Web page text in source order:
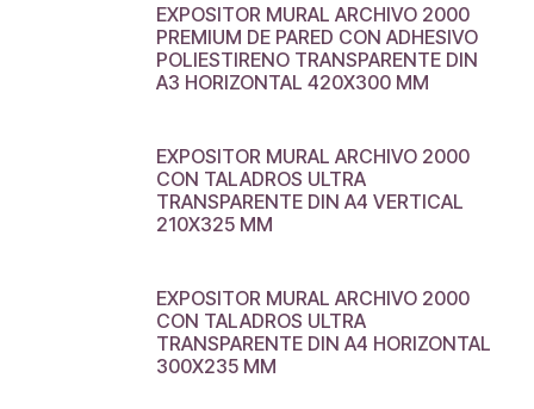
EXPOSITOR MURAL ARCHIVO 2000
PREMIUM DE PARED CON ADHESIVO
POLIESTIRENO TRANSPARENTE DIN
A3 HORIZONTAL 420X300 MM
EXPOSITOR MURAL ARCHIVO 2000
CON TALADROS ULTRA
TRANSPARENTE DIN A4 VERTICAL
210X325 MM
EXPOSITOR MURAL ARCHIVO 2000
CON TALADROS ULTRA
TRANSPARENTE DIN A4 HORIZONTAL
300X235 MM